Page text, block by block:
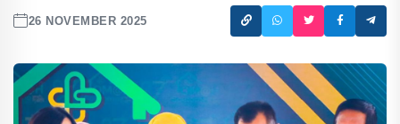
26 NOVEMBER 2025